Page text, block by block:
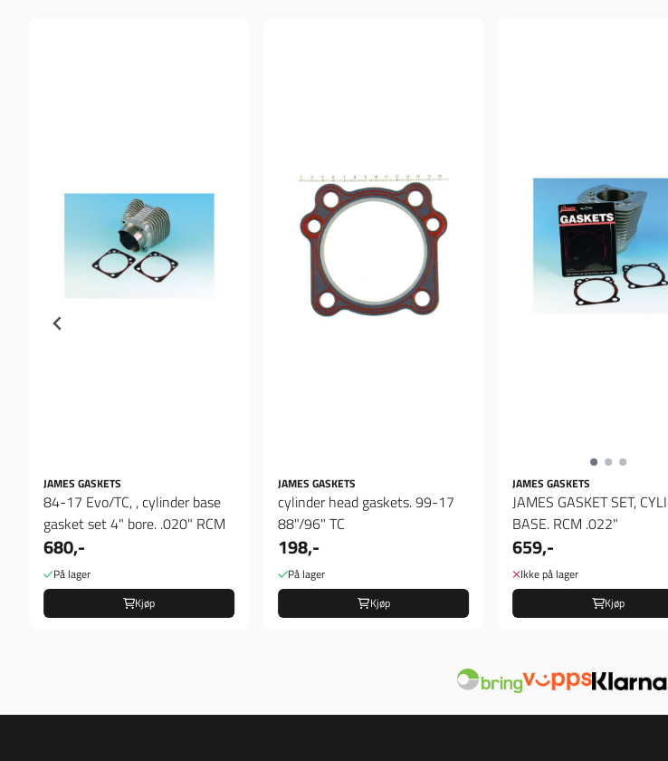
JAMES GASKETS
84-17 Evo/TC, , cylinder base
gasket set 4" bore. .020" RCM
680,-
På lager
Kjøp
JAMES GASKETS
cylinder head gaskets. 99-17
88"/96" TC
198,-
På lager
Kjøp
JAMES GASKETS
JAMES GASKET SET,
BASE. RCM .022"
659,-
Ikke på lager
Kjøp